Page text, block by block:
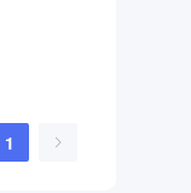
1